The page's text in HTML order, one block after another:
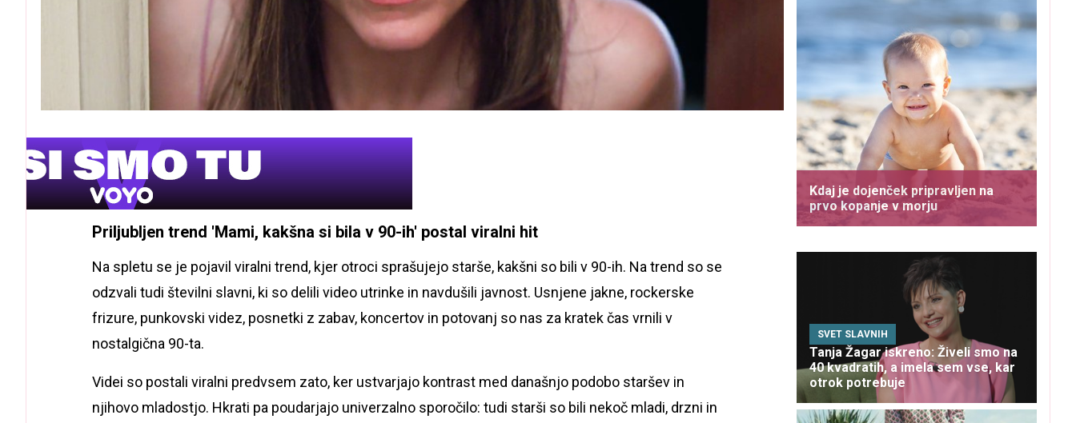
Priljubljen trend 'Mami, kakšna si bila v 90-ih' postal viralni hit
Na spletu se je pojavil viralni trend, kjer otroci sprašujejo starše, kakšni so bili v 90-ih. Na trend so se
odzvali tudi številni slavni, ki so delili video utrinke in navdušili javnost. Usnjene jakne, rockerske
frizure, punkovski videz, posnetki z zabav, koncertov in potovanj so nas za kratek čas vrnili v
nostalgična 90-ta.
Videi so postali viralni predvsem zato, ker ustvarjajo kontrast med današnjo podobo staršev in
njihovo mladostjo. Hkrati pa poudarjajo univerzalno sporočilo: tudi starši so bili nekoč mladi, drzni in
Kdaj je dojenček pripravljen na
prvo kopanje v morju
SVET SLAVNIH
Tanja Žagar iskreno: Živeli smo na
40 kvadratih, a imela sem vse, kar
otrok potrebuje